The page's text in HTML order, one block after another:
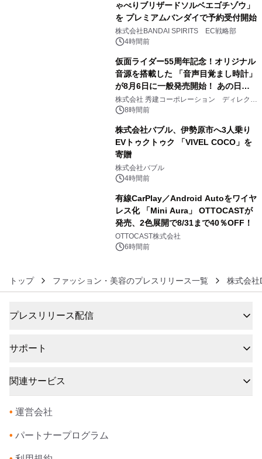
ゃべりブリザードソルベエゴチゾウ」
を プレミアムバンダイで予約受付開始
株式会社BANDAI SPIRITS EC戦略部
4時間前
仮面ライダー55周年記念！オリジナル
音源を搭載した 「音声目覚まし時計」
が8月6日に一般発売開始！ あの日の
大興奮が今甦る
株式会社 秀建コーポレーション ディレクト
アートギャラリー
8時間前
株式会社バブル、伊勢原市へ3人乗り
EVトゥクトゥク 「VIVEL COCO」を
寄贈
株式会社バブル
4時間前
有線CarPlay／Android Autoをワイヤ
レス化 「Mini Aura」 OTTOCASTが
発売、2色展開で8/31まで40％OFF！
OTTOCAST株式会社
6時間前
トップ ファッション・美容のプレスリリース一覧 株式会社
プレスリリース配信
サポート
関連サービス
• 運営会社
• パートナープログラム